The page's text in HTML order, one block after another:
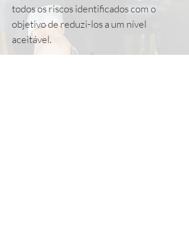
todos os riscos identificados com o
objetivo de reduzi-los a um nível
aceitável.